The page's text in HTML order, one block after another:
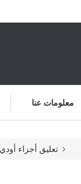
معلومات عنا
تعليق أجزاء أودي